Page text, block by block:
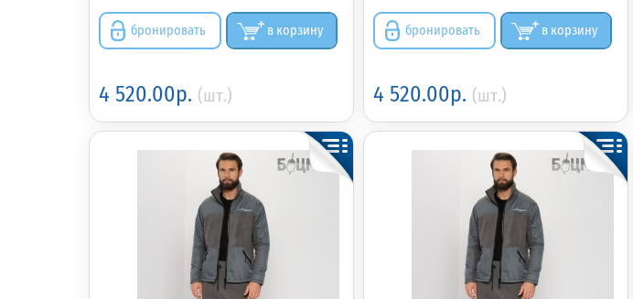
бронировать в корзину
4 520.00р. (шт.)
бронировать в корзину
4 520.00р. (шт.)